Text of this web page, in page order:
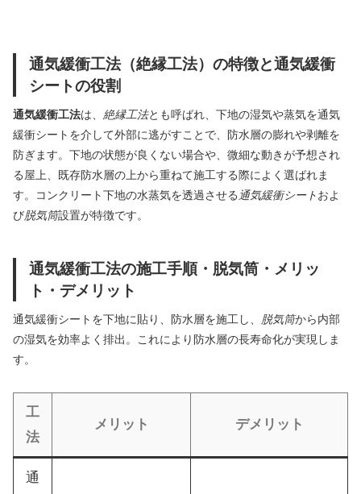
通気緩衝工法（絶縁工法）の特徴と通気緩衝
シートの役割
通気緩衝工法は、 絶縁工法とも呼ばれ、下地の湿気や蒸気を通気
緩衝シートを介して外部に逃がすことで、防水層の膨れや剥離を
防ぎます。下地の状態が良くない場合や、微細な動きが予想され
る屋上、既存防水層の上から重ねて施工する際によく選ばれま
す。コンクリート下地の水蒸気を透過させる通気緩衝シートおよ
び脱気筒設置が特徴です。
通気緩衝工法の施工手順・脱気筒・メリッ
ト・デメリット
通気緩衝シートを下地に貼り、防水層を施工し、 脱気筒から内部
の湿気を効率よく排出。これにより防水層の長寿命化が実現しま
す。
工
法
メリット デメリット
通